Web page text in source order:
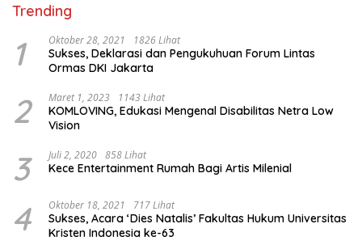
Trending
1 Oktober 28, 2021 1826 Lihat
Sukses, Deklarasi dan Pengukuhuan Forum Lintas
Ormas DKI Jakarta
2 Maret 1, 2023 1143 Lihat
KOMLOVING, Edukasi Mengenal Disabilitas Netra Low
Vision
3 Juli 2, 2020 858 Lihat
Kece Entertainment Rumah Bagi Artis Milenial
4 Oktober 18, 2021 717 Lihat
Sukses, Acara ‘Dies Natalis’ Fakultas Hukum Universitas
Kristen Indonesia ke-63